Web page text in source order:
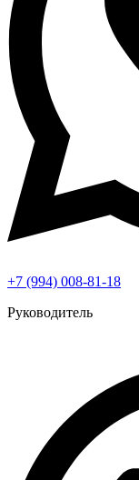
+7 (994) 008-81-18
Руководитель